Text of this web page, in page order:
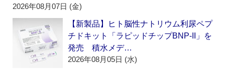
2026年08月07日 (金)
【新製品】ヒト脳性ナトリウム利尿ペプ
チドキット「ラピッドチップBNP-II」を
発売 積水メデ…
2026年08月05日 (水)